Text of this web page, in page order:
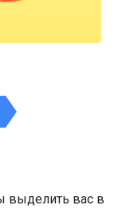
выделить вас в